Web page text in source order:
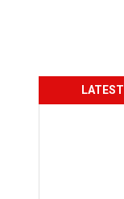
LATEST